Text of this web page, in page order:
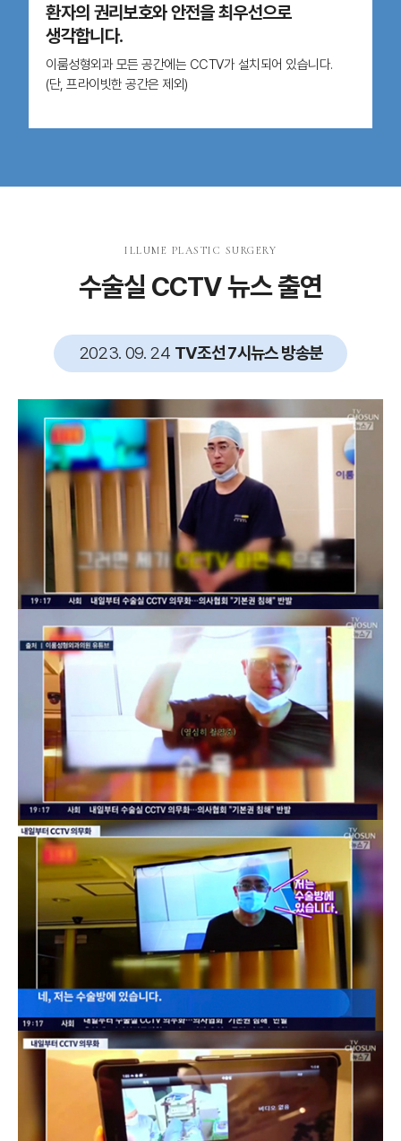
환자의 권리보호와 안전을 최우선으로
생각합니다.
이룸성형외과 모든 공간에는 CCTV가 설치되어 있습니다.
(단, 프라이빗한 공간은 제외)
ILLUME PLASTIC SURGERY
수술실 CCTV 뉴스 출연
2023. 09. 24 TV조선 7시뉴스 방송분